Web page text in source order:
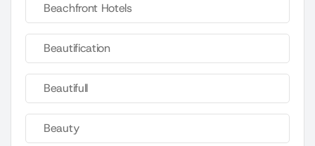
Beachfront Hotels
Beautification
Beautifull
Beauty